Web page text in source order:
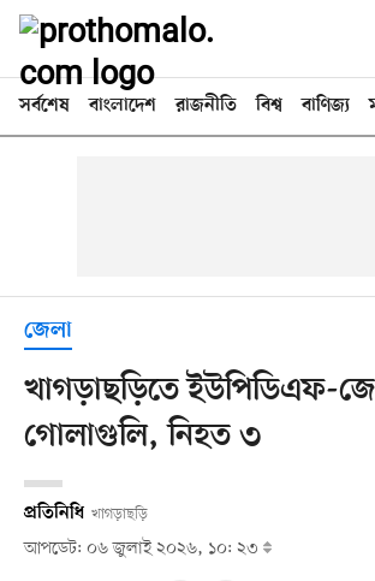
সর্বশেষ বাংলাদেশ রাজনীতি বিশ্ব বাণিজ্য
জেলা
খাগড়াছড়িতে ইউপিডিএফ-
গোলাগুলি, নিহত ৩
প্রতিনিধি খাগড়াছড়ি
আপডেট: ০৬ জুলাই ২০২৬, ১০: ২৩